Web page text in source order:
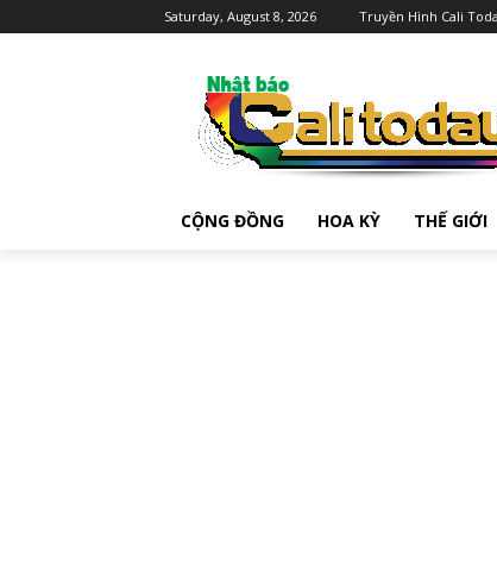
Saturday, August 8, 2026 Truyền Hình Cali
CỘNG ĐỒNG HOA KỲ THẾ GIỚI